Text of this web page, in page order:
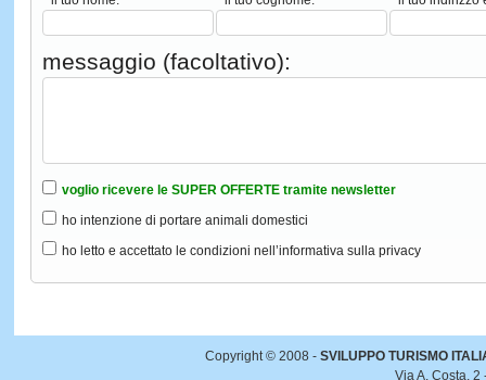
messaggio (facoltativo):
voglio ricevere le SUPER OFFERTE tramite newsletter
ho intenzione di portare animali domestici
ho letto e accettato le condizioni nell’informativa sulla privacy
Copyright © 2008 - SVILUPPO TURISMO
Via A. Costa,